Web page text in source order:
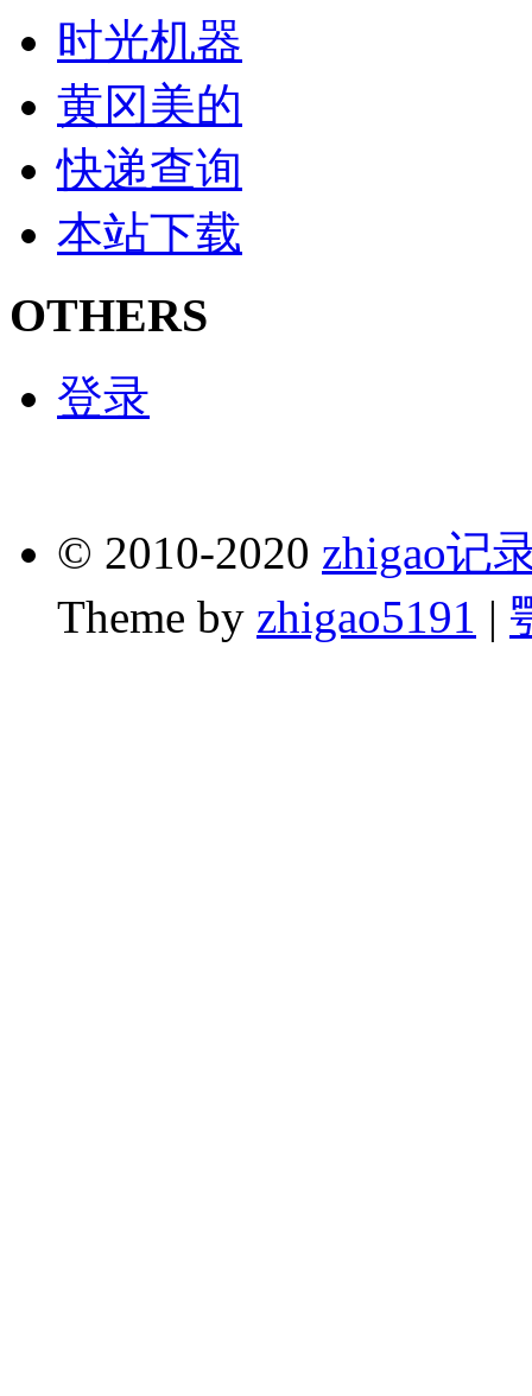
时光机器
黄冈美的
快递查询
本站下载
OTHERS
登录
© 2010-2020 zhigao记
Theme by zhigao5191 |